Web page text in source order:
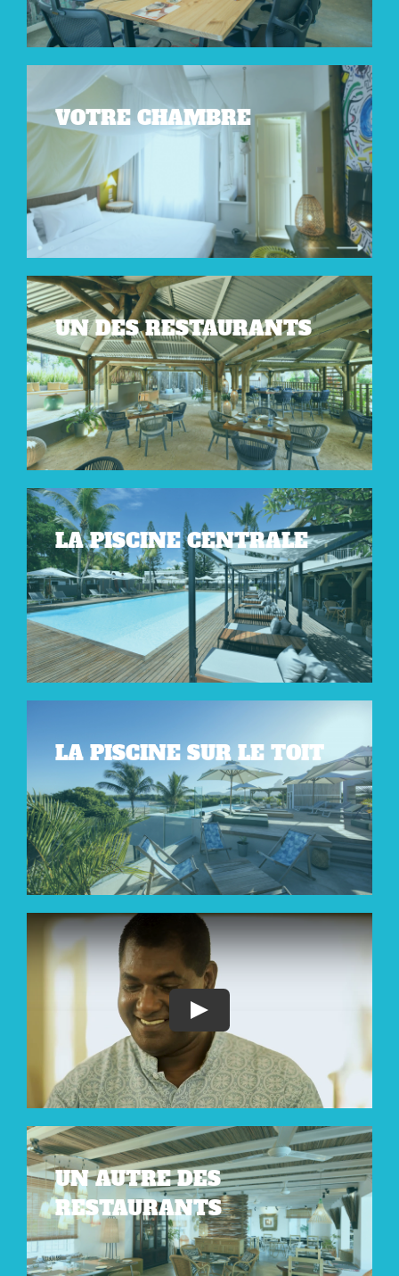
VOTRE CHAMBRE
UN DES RESTAURANTS
LA PISCINE CENTRALE
LA PISCINE SUR LE TOIT
Play
UN AUTRE DES
RESTAURANTS